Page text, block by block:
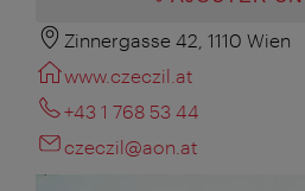
Zinnergasse 42, 1110 Wien
www.czeczil.at
+43 1 768 53 44
czeczil@aon.at